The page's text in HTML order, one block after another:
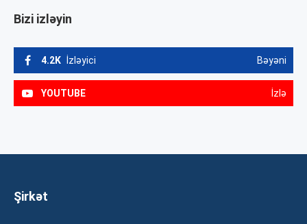
Bizi izləyin
4.2K İzləyici Bəyəni
YOUTUBE İzlə
Şirkət